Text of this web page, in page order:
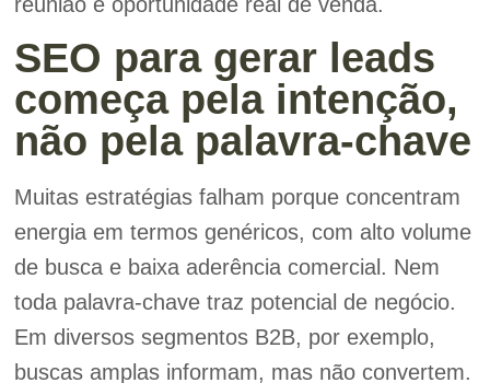
SEO para gerar leads
começa pela intenção,
não pela palavra-chave
Muitas estratégias falham porque concentram
energia em termos genéricos, com alto volume
de busca e baixa aderência comercial. Nem
toda palavra-chave traz potencial de negócio.
Em diversos segmentos B2B, por exemplo,
buscas amplas informam, mas não convertem.